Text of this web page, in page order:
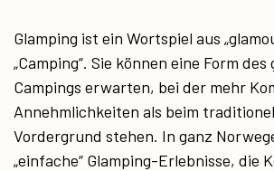
Glamping ist ein Wortspiel aus
„Camping“. Sie können eine Form
Campings erwarten, bei der mehr
Annehmlichkeiten als beim
Vordergrund stehen. In ganz
„einfache“ Glamping-Erlebnisse, die